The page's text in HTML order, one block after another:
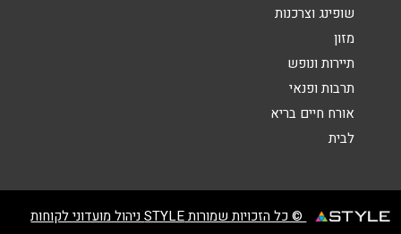
שופינג וצרכנות
מזון
תיירות ונופש
תרבות ופנאי
אורח חיים בריא
לבית
© כל הזכויות שמורות STYLE ניהול מועדוני לקוחות